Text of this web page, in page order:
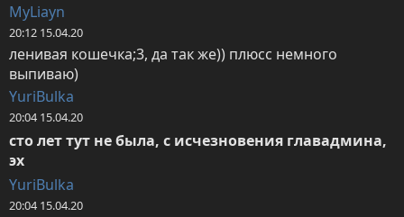
MyLiayn
20:12 15.04.20
ленивая кошечка;3, да так же)) плюсс немного
выпиваю)
YuriBulka
20:04 15.04.20
сто лет тут не была, с исчезновения главадмина,
эх
YuriBulka
20:04 15.04.20